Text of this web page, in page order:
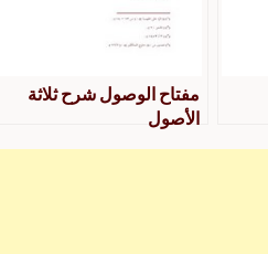
مفتاح الوصول شرح ثلاثة
الأصول